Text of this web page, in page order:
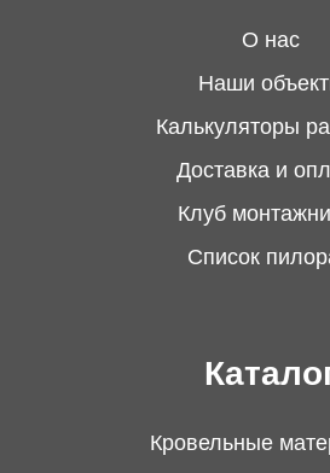
О нас
Наши
Калькуляторы
Доставка и
Клуб
Список
Кровельные